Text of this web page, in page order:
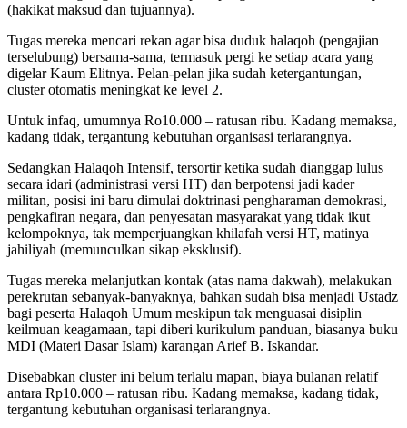
(hakikat maksud dan tujuannya).
Tugas mereka mencari rekan agar bisa duduk halaqoh (pengajian
terselubung) bersama-sama, termasuk pergi ke setiap acara yang
digelar Kaum Elitnya. Pelan-pelan jika sudah ketergantungan,
cluster otomatis meningkat ke level 2.
Untuk infaq, umumnya Ro10.000 – ratusan ribu. Kadang memaksa,
kadang tidak, tergantung kebutuhan organisasi terlarangnya.
Sedangkan Halaqoh Intensif, tersortir ketika sudah dianggap lulus
secara idari (administrasi versi HT) dan berpotensi jadi kader
militan, posisi ini baru dimulai doktrinasi pengharaman demokrasi,
pengkafiran negara, dan penyesatan masyarakat yang tidak ikut
kelompoknya, tak memperjuangkan khilafah versi HT, matinya
jahiliyah (memunculkan sikap eksklusif).
Tugas mereka melanjutkan kontak (atas nama dakwah), melakukan
perekrutan sebanyak-banyaknya, bahkan sudah bisa menjadi Ustadz
bagi peserta Halaqoh Umum meskipun tak menguasai disiplin
keilmuan keagamaan, tapi diberi kurikulum panduan, biasanya buku
MDI (Materi Dasar Islam) karangan Arief B. Iskandar.
Disebabkan cluster ini belum terlalu mapan, biaya bulanan relatif
antara Rp10.000 – ratusan ribu. Kadang memaksa, kadang tidak,
tergantung kebutuhan organisasi terlarangnya.